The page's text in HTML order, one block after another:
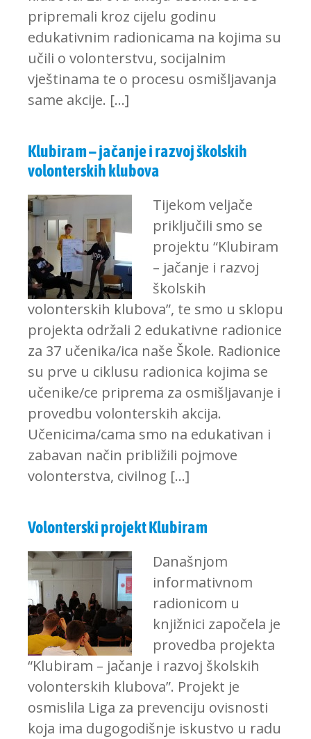
pripremali kroz cijelu godinu
edukativnim radionicama na kojima su
učili o volonterstvu, socijalnim
vještinama te o procesu osmišljavanja
same akcije. […]
Klubiram – jačanje i razvoj školskih
volonterskih klubova
Tijekom veljače
priključili smo se
projektu “Klubiram
– jačanje i razvoj
školskih
volonterskih klubova”, te smo u sklopu
projekta održali 2 edukativne radionice
za 37 učenika/ica naše Škole. Radionice
su prve u ciklusu radionica kojima se
učenike/ce priprema za osmišljavanje i
provedbu volonterskih akcija.
Učenicima/cama smo na edukativan i
zabavan način približili pojmove
volonterstva, civilnog […]
Volonterski projekt Klubiram
Današnjom
informativnom
radionicom u
knjižnici započela je
provedba projekta
“Klubiram – jačanje i razvoj školskih
volonterskih klubova”. Projekt je
osmislila Liga za prevenciju ovisnosti
koja ima dugogodišnje iskustvo u radu